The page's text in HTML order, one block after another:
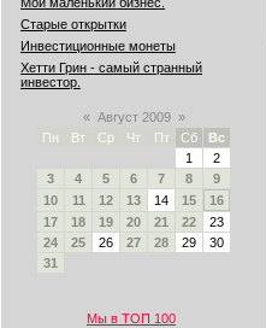
Старые открытки
Инвестиционные монеты
Хетти Грин - самый странный
инвестор.
« Август 2009 »
Пн
Вт Ср Чт Пт Сб
Вс
1
2
3
4 5 6 7 8
9
10
11 12 13 14 15
16
17
18 19 20 21 22
23
24
25 26 27 28 29
30
31
Мы в ТОП 100